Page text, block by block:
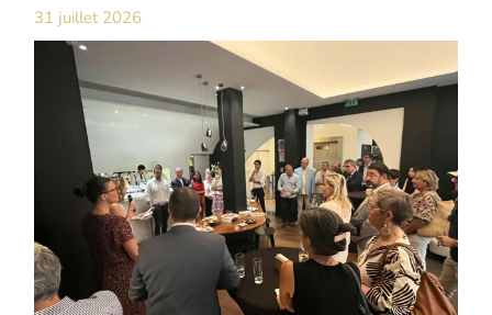
31 juillet 2026